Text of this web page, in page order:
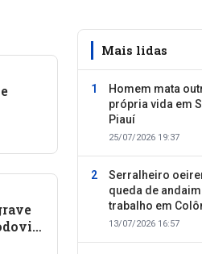
Mais lidas
Homem mata
própria vida em
Piauí
25/07/2026 19:37
Serralheiro
queda de
trabalho em
13/07/2026 16:57